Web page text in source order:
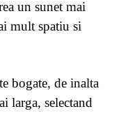
un sunet mai
mult spatiu si
bogate, de inalta
larga, selectand